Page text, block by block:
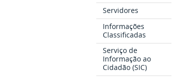
Servidores
Informações
Classificadas
Serviço de
Informação ao
Cidadão (SIC)